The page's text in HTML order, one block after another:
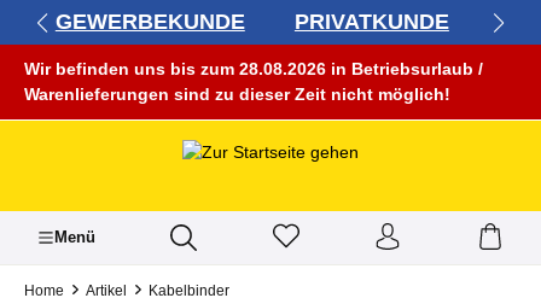
springen
GEWERBEKUNDE PRIVATKUNDE
Wir befinden uns bis zum 28.08.2026 in Betriebsurlaub /
Warenlieferungen sind zu dieser Zeit nicht möglich!
Menü
Home Artikel Kabelbinder